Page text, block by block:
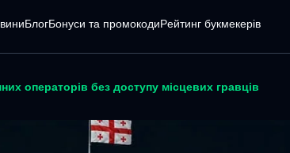
БлогБонуси та промокодиPейтинг букмекерів
операторів без доступу місцевих гравців